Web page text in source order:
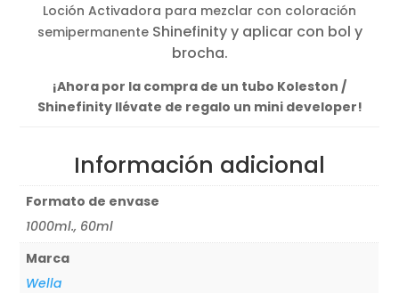
Loción Activadora para mezclar con coloración
semipermanenteShinefinity y aplicar con bol y
brocha.
¡Ahora por la compra de un tubo Koleston /
Shinefinity llévate de regalo un mini developer!
Información adicional
Formato de envase
1000ml., 60ml
Marca
Wella